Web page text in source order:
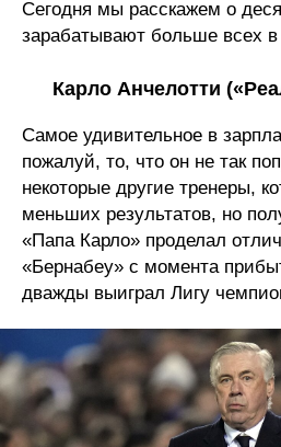
Сегодня мы расскажем о
зарабатывают больше всех
Карло Анчелотти
Самое удивительное в
пожалуй, то, что он не так
некоторые другие тренеры,
меньших результатов, но
«Папа Карло» проделал
«Бернабеу» с момента
дважды выиграл Лигу